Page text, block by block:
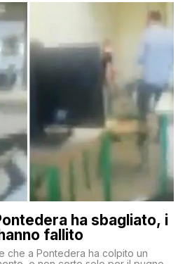
ha sbagliato, i
fallito
che a Pontedera ha colpito un